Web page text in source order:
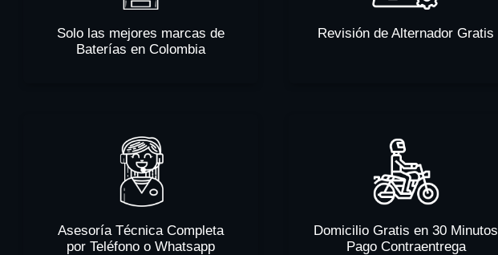
Solo las mejores marcas de
Baterías en Colombia
Revisión de Alternador Gratis
Asesoría Técnica Completa
por Teléfono o Whatsapp
Domicilio Gratis en 30 Minutos
Pago Contraentrega